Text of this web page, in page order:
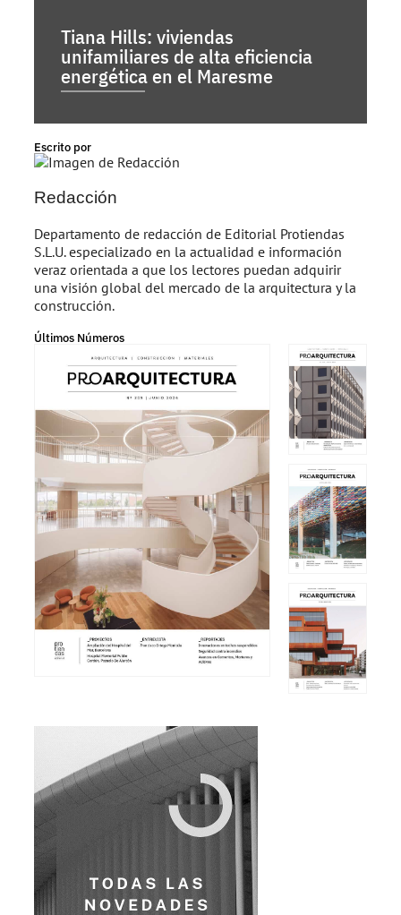
Tiana Hills: viviendas
unifamiliares de alta eficiencia
energética en el Maresme
Escrito por
Redacción
Departamento de redacción de Editorial Protiendas
S.L.U. especializado en la actualidad e información
veraz orientada a que los lectores puedan adquirir
una visión global del mercado de la arquitectura y la
construcción.
Últimos Números